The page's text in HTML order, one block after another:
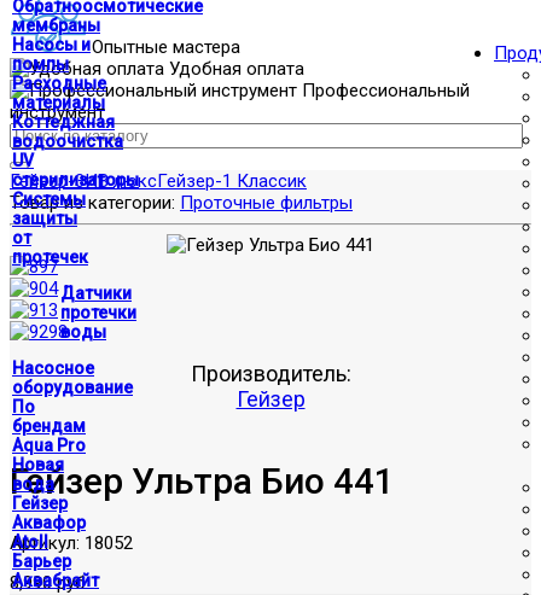
Обратноосмотические
мембраны
Насосы и
помпы
Расходные
материалы
Коттеджная
водоочистка
UV
стерилизаторы
Системы
защиты
от
протечек
Датчики
протечки
воды
Насосное
оборудование
По
брендам
Aqua Pro
Новая
вода
Гейзер
Аквафор
Atoll
Барьер
Аквабрайт
Опытные мастера
Удобная оплата
Профессиональный
инструмент
Гейзер-3ИВ люксГейзер-1 Классик
Товар из категории: Проточные фильтры
Производитель:
Гейзер
Гейзер Ультра Био 441
Артикул: 18052
8,990 руб